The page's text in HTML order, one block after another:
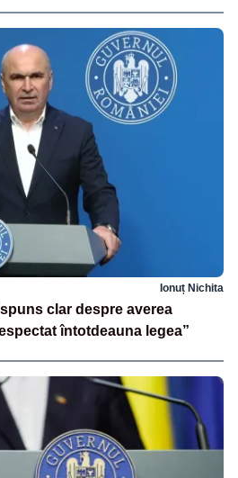
Ionuț Nichita
clar despre averea
întotdeauna legea”